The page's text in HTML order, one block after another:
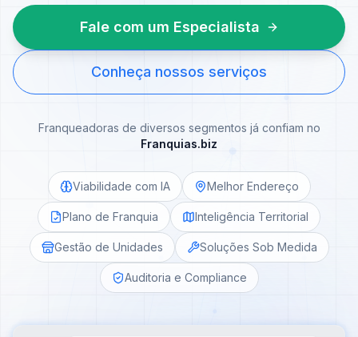
Fale com um Especialista
Conheça nossos serviços
Franqueadoras de diversos segmentos já confiam no
Franquias.biz
Viabilidade com IA Melhor Endereço
Plano de Franquia Inteligência Territorial
Gestão de Unidades Soluções Sob Medida
Auditoria e Compliance